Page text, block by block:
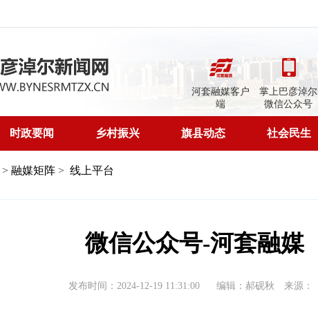
河套融媒客户
端
掌上巴彦淖尔
微信公众号
时政要闻 乡村振兴 旗县动态 社会民生
> 融媒矩阵 > 线上平台
微信公众号-河套融媒
发布时间：2024-12-19 11:31:00 编辑：郝砚秋 来源：